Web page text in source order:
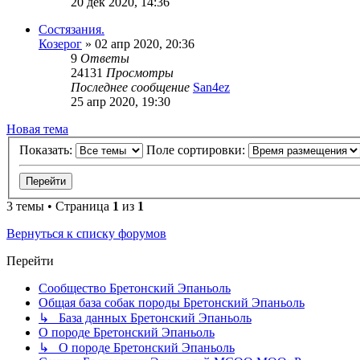
Состязания.
Козерог » 02 апр 2020, 20:36
9 Ответы
24131 Просмотры
Последнее сообщение San4ez
25 апр 2020, 19:30
Новая тема
Показать:
Поле сортировки:
3 темы • Страница 1 из 1
Вернуться к списку форумов
Перейти
Сообщество Бретонский Эпаньоль
Общая база собак породы Бретонский Эпаньоль
↳ База данных Бретонский Эпаньоль
О породе Бретонский Эпаньоль
↳ О породе Бретонский Эпаньоль